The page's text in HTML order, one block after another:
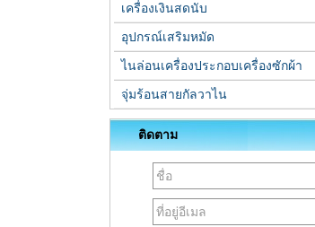
เครื่องเงินสดนับ
อุปกรณ์เสริมหมัด
ไนล่อนเครื่องประกอบเครื่องซักผ้า
จุ่มร้อนสายกัลวาไน
ติดตาม